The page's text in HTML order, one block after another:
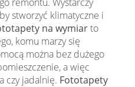
stworzyć klimatyczne i
na wymiarto
komu marzy się
można bez dużego
a więc
czy jadalnię. Fototapety